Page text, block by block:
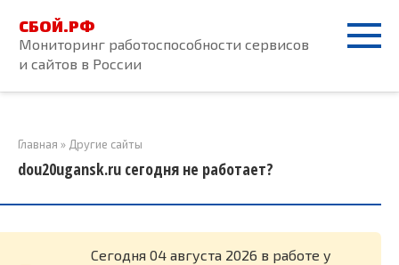
контенту
СБОЙ.РФ
Мониторинг работоспособности сервисов
и сайтов в России
Главная » Другие сайты
dou20ugansk.ru сегодня не работает?
Cегодня 04 августа 2026 в работе у